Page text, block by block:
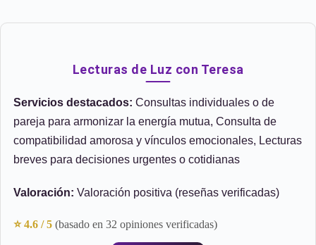
Lecturas de Luz con Teresa
Servicios destacados: Consultas individuales o de
pareja para armonizar la energía mutua, Consulta de
compatibilidad amorosa y vínculos emocionales, Lecturas
breves para decisiones urgentes o cotidianas
Valoración: Valoración positiva (reseñas verificadas)
⭐ 4.6 / 5 (basado en 32 opiniones verificadas)